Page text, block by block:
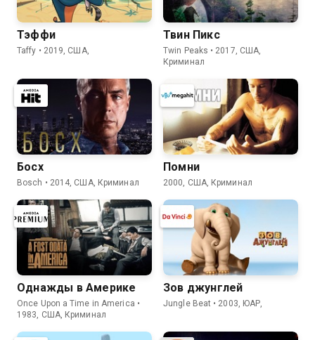
Тэффи
Taffy • 2019, США,
Твин Пикс
Twin Peaks • 2017, США,
Криминал
Босх
Bosch • 2014, США, Криминал
Помни
2000, США, Криминал
Однажды в Америке
Once Upon a Time in America •
1983, США, Криминал
Зов джунглей
Jungle Beat • 2003, ЮАР,